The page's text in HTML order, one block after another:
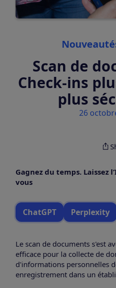
Scan de
Check-ins
plus
26
Gagnez du temps. Laissez
vous
ChatGPT Perplexity
Le scan de documents s'est
efficace pour la collecte de
d'informations personnelles
enregistrement dans un